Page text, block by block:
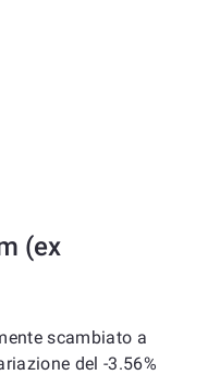
(ex
scambiato a
del -3.56%